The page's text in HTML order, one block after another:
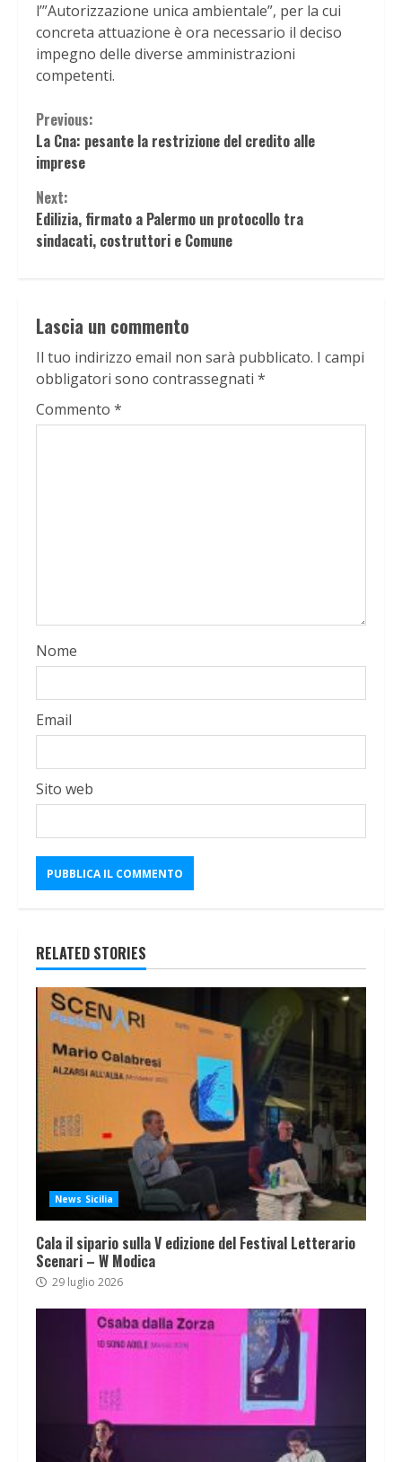
l’”Autorizzazione unica ambientale”, per la cui
concreta attuazione è ora necessario il deciso
impegno delle diverse amministrazioni
competenti.
Continue
Reading
Previous:
La Cna: pesante la restrizione del credito alle
imprese
Next:
Edilizia, firmato a Palermo un protocollo tra
sindacati, costruttori e Comune
Lascia un commento
Il tuo indirizzo email non sarà pubblicato. I campi
obbligatori sono contrassegnati *
Commento *
Nome
Email
Sito web
RELATED STORIES
News Sicilia
Cala il sipario sulla V edizione del Festival Letterario
Scenari – W Modica
29 luglio 2026